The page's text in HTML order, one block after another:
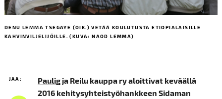
DENU LEMMA TSEGAYE (OIK.) VETÄÄ KOULUTUSTA ETIOPIALAISILLE
KAHVINVILJELIJÖILLE. (KUVA: NAOD LEMMA)
JAA: Pauligja Reilu kauppa ry aloittivat keväällä
2016 kehitysyhteistyöhankkeen Sidaman